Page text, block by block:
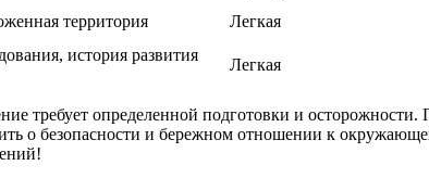
территория Легкая
история развития
Легкая
требует определенной подготовки и
о безопасности и бережном отношении к